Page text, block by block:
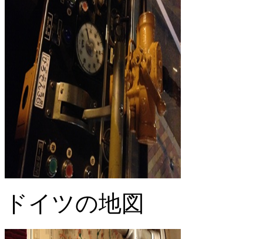
ドイツの地図